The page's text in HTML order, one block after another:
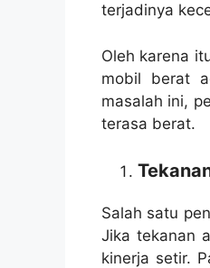
terjadinya
Oleh karena
mobil berat
masalah ini,
terasa berat.
Salah satu
Jika tekanan
kinerja setir.